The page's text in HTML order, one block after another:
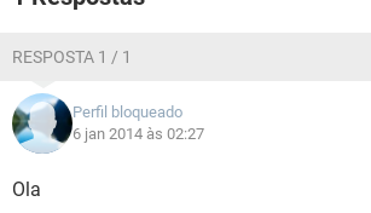
RESPOSTA 1 / 1
Perfil bloqueado
6 jan 2014 às 02:27
Ola